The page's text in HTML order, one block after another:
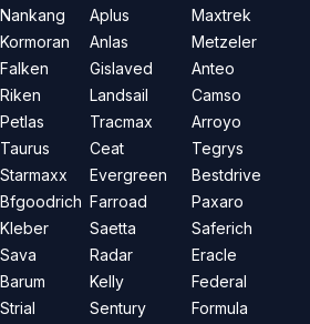
Nankang
Kormoran
Falken
Riken
Petlas
Taurus
Starmaxx
Bfgoodrich
Kleber
Sava
Barum
Strial
Aplus
Anlas
Gislaved
Landsail
Tracmax
Ceat
Evergreen
Farroad
Saetta
Radar
Kelly
Sentury
Maxtrek
Metzeler
Anteo
Camso
Arroyo
Tegrys
Bestdrive
Paxaro
Saferich
Eracle
Federal
Formula